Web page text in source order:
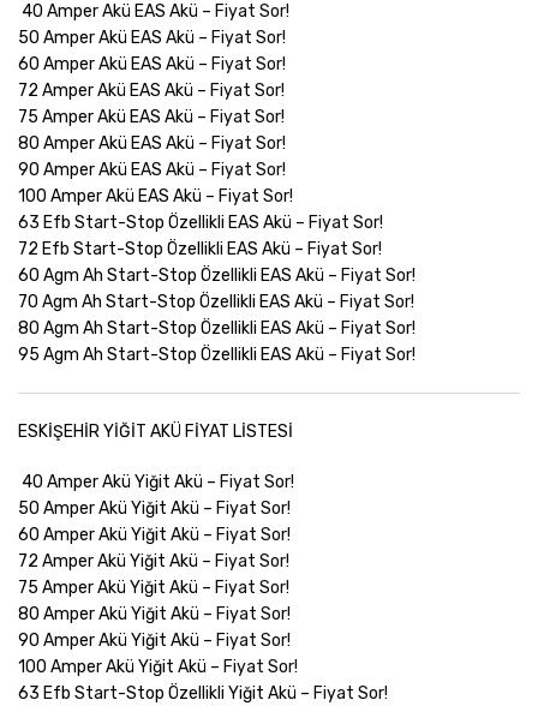
40 Amper Akü EAS Akü – Fiyat Sor!
50 Amper Akü EAS Akü – Fiyat Sor!
60 Amper Akü EAS Akü – Fiyat Sor!
72 Amper Akü EAS Akü – Fiyat Sor!
75 Amper Akü EAS Akü – Fiyat Sor!
80 Amper Akü EAS Akü – Fiyat Sor!
90 Amper Akü EAS Akü – Fiyat Sor!
100 Amper Akü EAS Akü – Fiyat Sor!
63 Efb Start-Stop Özellikli EAS Akü – Fiyat Sor!
72 Efb Start-Stop Özellikli EAS Akü – Fiyat Sor!
60 Agm Ah Start-Stop Özellikli EAS Akü – Fiyat Sor!
70 Agm Ah Start-Stop Özellikli EAS Akü – Fiyat Sor!
80 Agm Ah Start-Stop Özellikli EAS Akü – Fiyat Sor!
95 Agm Ah Start-Stop Özellikli EAS Akü – Fiyat Sor!
ESKİŞEHİR YİĞİT AKÜ FİYAT LİSTESİ
40 Amper Akü Yiğit Akü – Fiyat Sor!
50 Amper Akü Yiğit Akü – Fiyat Sor!
60 Amper Akü Yiğit Akü – Fiyat Sor!
72 Amper Akü Yiğit Akü – Fiyat Sor!
75 Amper Akü Yiğit Akü – Fiyat Sor!
80 Amper Akü Yiğit Akü – Fiyat Sor!
90 Amper Akü Yiğit Akü – Fiyat Sor!
100 Amper Akü Yiğit Akü – Fiyat Sor!
63 Efb Start-Stop Özellikli Yiğit Akü – Fiyat Sor!